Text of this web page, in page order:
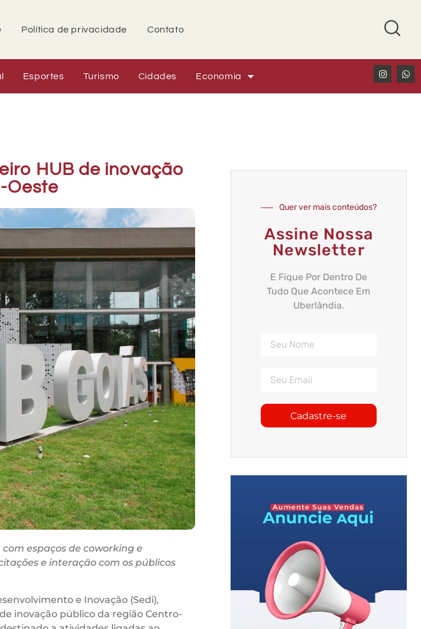
Política de privacidade Contato
Esportes Turismo Cidades Economia
HUB de inovação
Oeste
com espaços de coworking e
e interação com os públicos
e Inovação (Sedi),
inovação público da região Centro-
Quer ver mais conteúdos?
Assine Nossa
Newsletter
E Fique Por Dentro De
Tudo Que Acontece Em
Uberlândia.
Cadastre-se